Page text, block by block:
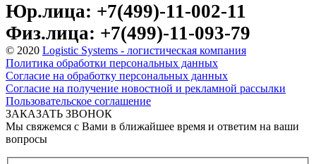
Юр.лица: +7(499)-11-002-11
Физ.лица: +7(499)-11-093-79
© 2020 Logistic Systems - логистическая компания
Политика обработки персональных данных
Согласие на обработку персональных данных
Согласие на получение новостной и рекламной рассылки
Пользовательское соглашение
ЗАКАЗАТЬ ЗВОНОК
Мы свяжемся с Вами в ближайшее время и ответим на ваши
вопросы